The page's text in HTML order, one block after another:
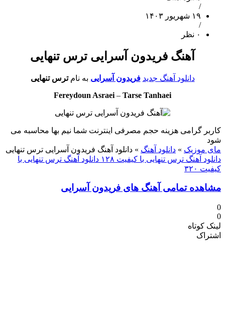
/
۱۹ شهریور ۱۴۰۳
/
۰ نظر
آهنگ فریدون آسرایی ترس تنهایی
دانلود آهنگ جدید فریدون آسرایی به نامترس تنهایی
Fereydoun Asraei – Tarse Tanhaei
کاربر گرامی هزینه حجم مصرفی اینترنت شما نیم بها محاسبه می
شود
مای موزیک » دانلود آهنگ » دانلود آهنگ فریدون آسرایی ترس تنهایی
دانلود آهنگ ترس تنهایی با کیفیت ۱۲۸
دانلود آهنگ ترس تنهایی با
کیفیت ۳۲۰
مشاهده تمامی آهنگ های فریدون آسرایی
0
0
لینک کوتاه
اشتراک